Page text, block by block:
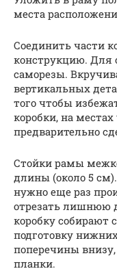
места
Соединить части
конструкцию. Для
саморезы.
вертикальных
того чтобы
коробки, на
предварительно
Стойки рамы
длины (около 5
нужно еще раз
отрезать лишнюю
коробку собирают
подготовку
поперечины
планки.